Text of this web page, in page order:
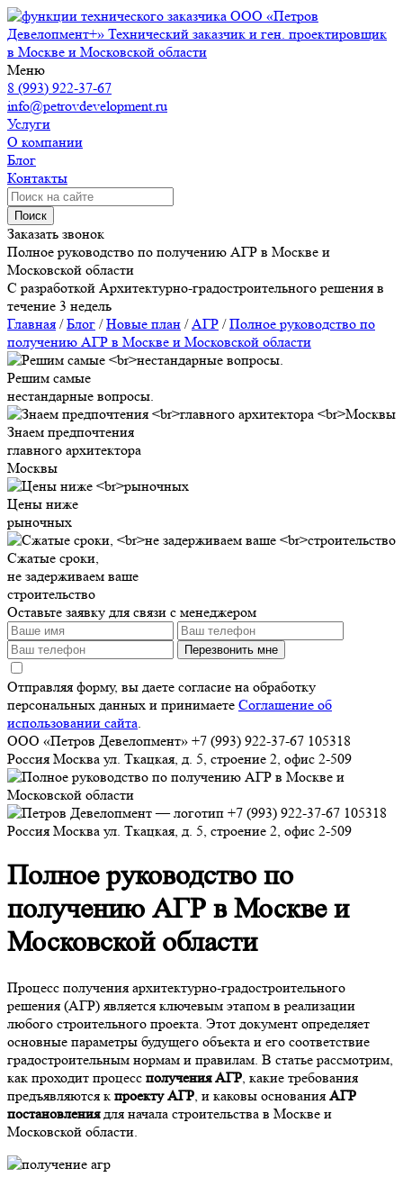
ООО «Петров
Девелопмент+» Технический заказчик и ген. проектировщик
в Москве и Московской области
Меню
8 (993) 922-37-67
info@petrovdevelopment.ru
Услуги
О компании
Блог
Контакты
Поиск
Заказать звонок
Полное руководство по получению АГР в Москве и
Московской области
С разработкой Архитектурно-градостроительного решения в
течение 3 недель
Главная /Блог /Новые план /АГР /Полное руководство по
получению АГР в Москве и Московской области
Решим самые
нестандарные вопросы.
Знаем предпочтения
главного архитектора
Москвы
Цены ниже
рыночных
Сжатые сроки,
не задерживаем ваше
строительство
Оставьте заявку для связи с менеджером
Перезвонить мне
Отправляя форму, вы даете согласие на обработку
персональных данных и принимаете Соглашение об
использовании сайта.
ООО «Петров Девелопмент» +7 (993) 922-37-67 105318
Россия Москва ул. Ткацкая, д. 5, строение 2, офис 2-509
+7 (993) 922-37-67 105318
Россия Москва ул. Ткацкая, д. 5, строение 2, офис 2-509
Полное руководство по
получению АГР в Москве и
Московской области
Процесс получения архитектурно-градостроительного
решения (АГР) является ключевым этапом в реализации
любого строительного проекта. Этот документ определяет
основные параметры будущего объекта и его соответствие
градостроительным нормам и правилам. В статье рассмотрим,
как проходит процесс получения АГР, какие требования
предъявляются к проекту АГР, и каковы основания АГР
постановлениядля начала строительства в Москве и
Московской области.